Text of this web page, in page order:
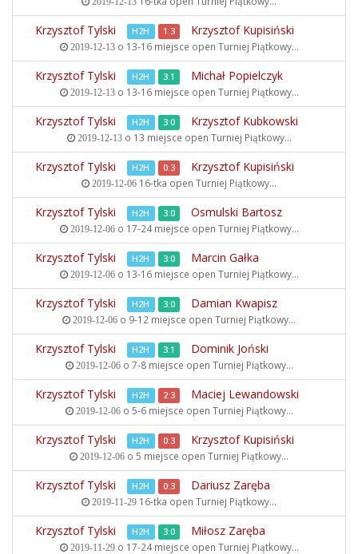
Krzysztof Tylski H2H 1:3 Krzysztof Kupisiński
2019-12-13o 13-16 miejsce open Turniej Piątkowy...
Krzysztof Tylski H2H 3:1 Michał Popielczyk
2019-12-13o 13-16 miejsce open Turniej Piątkowy...
Krzysztof Tylski H2H 3:0 Krzysztof Kubkowski
2019-12-13o 13 miejsce open Turniej Piątkowy...
Krzysztof Tylski H2H 0:3 Krzysztof Kupisiński
2019-12-06 16-tka open Turniej Piątkowy...
Krzysztof Tylski H2H 3:0 Osmulski Bartosz
2019-12-06o 17-24 miejsce open Turniej Piątkowy...
Krzysztof Tylski H2H 3:0 Marcin Gałka
2019-12-06o 13-16 miejsce open Turniej Piątkowy...
Krzysztof Tylski H2H 3:0 Damian Kwapisz
2019-12-06 o 9-12 miejsce open Turniej Piątkowy...
Krzysztof Tylski H2H 3:1 Dominik Joński
2019-12-06o 7-8 miejsce open Turniej Piątkowy...
Krzysztof Tylski H2H 2:3 Maciej Lewandowski
2019-12-06o 5-6 miejsce open Turniej Piątkowy...
Krzysztof Tylski H2H 0:3 Krzysztof Kupisiński
2019-12-06 o 5 miejsce open Turniej Piątkowy...
Krzysztof Tylski H2H 0:3 Dariusz Zaręba
2019-11-29 16-tka open Turniej Piątkowy...
Krzysztof Tylski H2H 3:0 Miłosz Zaręba
2019-11-29o 17-24 miejsce open Turniej Piątkowy...